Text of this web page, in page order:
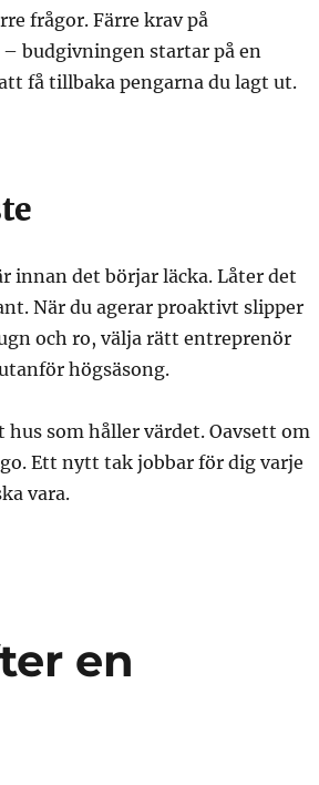
frågor. Färre krav på
budgivningen startar på en
få tillbaka pengarna du lagt ut.
innan det börjar läcka. Låter det
När du agerar proaktivt slipper
och ro, välja rätt entreprenör
högsäsong.
som håller värdet. Oavsett om
Ett nytt tak jobbar för dig varje
vara.
en